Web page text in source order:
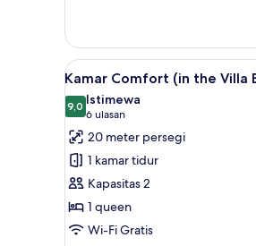
Suite
(Villa
Building)
Lihat
semua
foto
untuk
Kamar
Comfort
(in
the
Villa
3
Kamar Comfort (in the Villa
9,09,0 dari 10
Istimewa
6 ulasan
(6
ulasan)
20 meter persegi
1 kamar tidur
Kapasitas 2
1 queen
Wi-Fi Gratis